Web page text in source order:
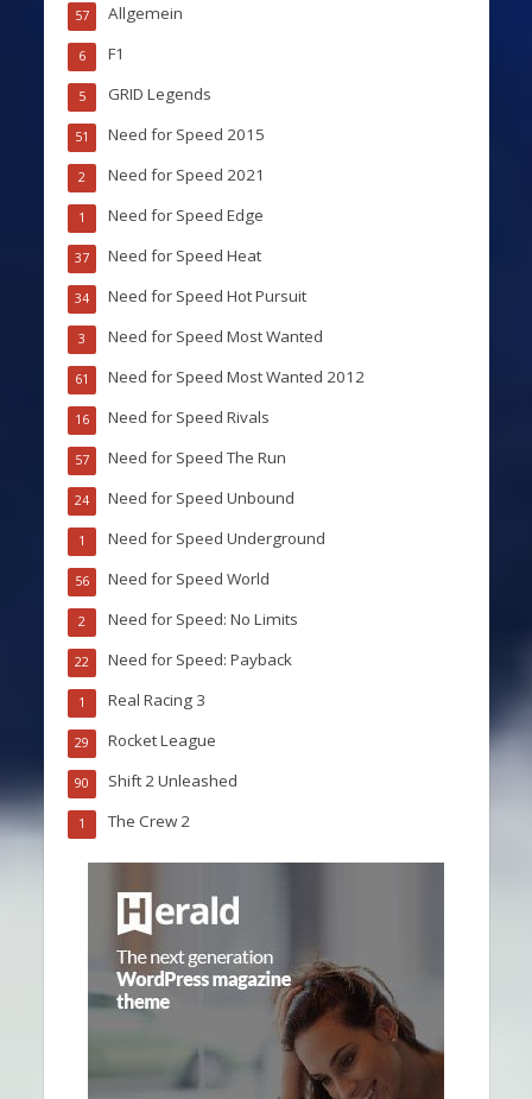
Allgemein
57
F1
6
GRID Legends
5
Need for Speed 2015
51
Need for Speed 2021
2
Need for Speed Edge
1
Need for Speed Heat
37
Need for Speed Hot Pursuit
34
Need for Speed Most Wanted
3
Need for Speed Most Wanted 2012
61
Need for Speed Rivals
16
Need for Speed The Run
57
Need for Speed Unbound
24
Need for Speed Underground
1
Need for Speed World
56
Need for Speed: No Limits
2
Need for Speed: Payback
22
Real Racing 3
1
Rocket League
29
Shift 2 Unleashed
90
The Crew 2
1